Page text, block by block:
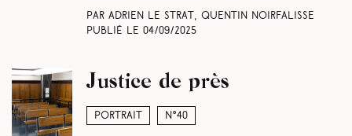
Par Adrien Le Strat, Quentin Noirfalisse
Publié le 04/09/2025
Portrait N°40
Justice de près